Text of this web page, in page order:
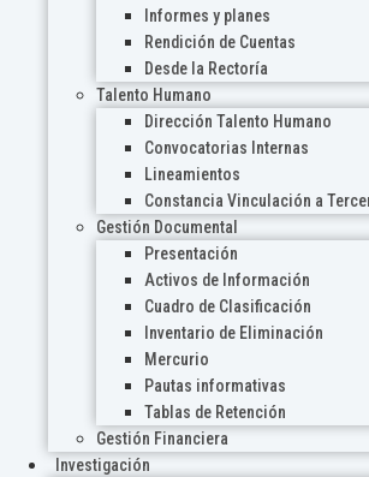
Informes y planes
Rendición de Cuentas
Desde la Rectoría
Talento Humano
Dirección Talento Humano
Convocatorias Internas
Lineamientos
Constancia Vinculación a
Gestión Documental
Presentación
Activos de Información
Cuadro de Clasificación
Inventario de Eliminación
Mercurio
Pautas informativas
Tablas de Retención
Gestión Financiera
Investigación